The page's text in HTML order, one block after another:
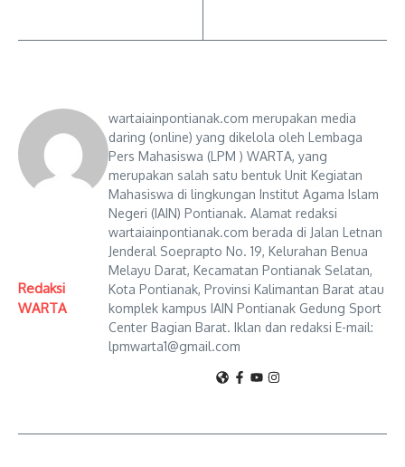
Redaksi
WARTA
wartaiainpontianak.com merupakan media
daring (online) yang dikelola oleh Lembaga
Pers Mahasiswa (LPM ) WARTA, yang
merupakan salah satu bentuk Unit Kegiatan
Mahasiswa di lingkungan Institut Agama Islam
Negeri (IAIN) Pontianak. Alamat redaksi
wartaiainpontianak.com berada di Jalan Letnan
Jenderal Soeprapto No. 19, Kelurahan Benua
Melayu Darat, Kecamatan Pontianak Selatan,
Kota Pontianak, Provinsi Kalimantan Barat atau
komplek kampus IAIN Pontianak Gedung Sport
Center Bagian Barat. Iklan dan redaksi E-mail:
lpmwarta1@gmail.com